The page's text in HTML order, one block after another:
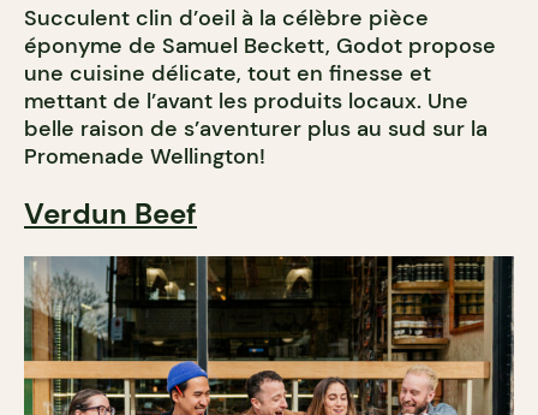
Succulent clin d’oeil à la célèbre pièce
éponyme de Samuel Beckett, Godot propose
une cuisine délicate, tout en finesse et
mettant de l’avant les produits locaux. Une
belle raison de s’aventurer plus au sud sur la
Promenade Wellington!
Verdun Beef